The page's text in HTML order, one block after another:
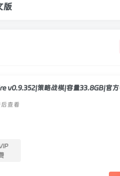
版
v0.9.352|策略战棋|容量33.8GB|官
查看